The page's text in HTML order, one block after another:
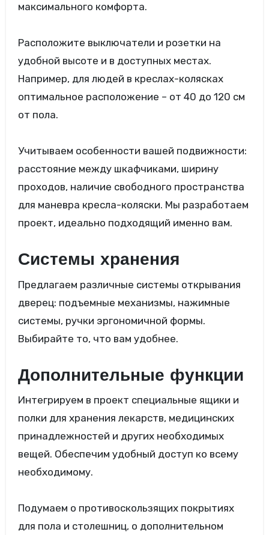
максимального комфорта.
Расположите выключатели и розетки на
удобной высоте и в доступных местах.
Например, для людей в креслах-колясках
оптимальное расположение – от 40 до 120 см
от пола.
Учитываем особенности вашей подвижности:
расстояние между шкафчиками, ширину
проходов, наличие свободного пространства
для маневра кресла-коляски. Мы разработаем
проект, идеально подходящий именно вам.
Системы хранения
Предлагаем различные системы открывания
дверец: подъемные механизмы, нажимные
системы, ручки эргономичной формы.
Выбирайте то, что вам удобнее.
Дополнительные функции
Интегрируем в проект специальные ящики и
полки для хранения лекарств, медицинских
принадлежностей и других необходимых
вещей. Обеспечим удобный доступ ко всему
необходимому.
Подумаем о противоскользящих покрытиях
для пола и столешниц, о дополнительном